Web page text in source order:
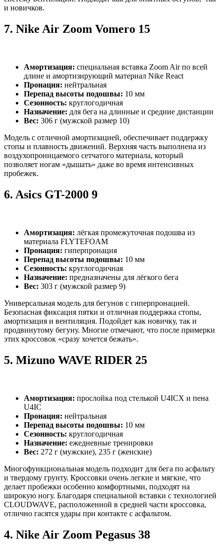
и новичков.
7. Nike Air Zoom Vomero 15
Амортизация: специальная вставка Zoom Air по всей
длине и амортизирующий материал Nike React
Пронация: нейтральная
Перепад высоты подошвы: 10 мм
Сезонность: круглогодичная
Назначение: для бега на длинные и средние дистанции
Вес: 306 г (мужской размер 10)
Модель с отличной амортизацией, обеспечивает поддержку
стопы и плавность движений. Верхняя часть выполнена из
воздухопроницаемого сетчатого материала, который
позволяет ногам «дышать» даже во время интенсивных
пробежек.
6. Asics GT-2000 9
Амортизация: лёгкая промежуточная подошва из
материала FLYTEFOAM
Пронация: гиперпронация
Перепад высоты подошвы: 10 мм
Сезонность: круглогодичная
Назначение: предназначены для лёгкого бега
Вес: 303 г (мужской размер 9)
Универсальная модель для бегунов с гиперпронацией.
Безопасная фиксация пятки и отличная поддержка стопы,
амортизация и вентиляция. Подойдет как новичку, так и
продвинутому бегуну. Многие отмечают, что после примерки
этих кроссовок «сразу хочется бежать».
5. Mizuno WAVE RIDER 25
Амортизация: прослойка под стелькой U4ICX и пена
U4IC
Пронация: нейтральная
Перепад высоты подошвы: 10 мм
Сезонность: круглогодичная
Назначение: ежедневные тренировки
Вес: 272 г (мужские), 235 г (женские)
Многофункциональная модель подходит для бега по асфальту
и твердому грунту. Кроссовки очень легкие и мягкие, что
делает пробежки особенно комфортными, подходят на
широкую ногу. Благодаря специальной вставки с технологией
CLOUDWAVE, расположенной в средней части кроссовка,
отлично гасятся удары при контакте с асфальтом.
4. Nike Air Zoom Pegasus 38